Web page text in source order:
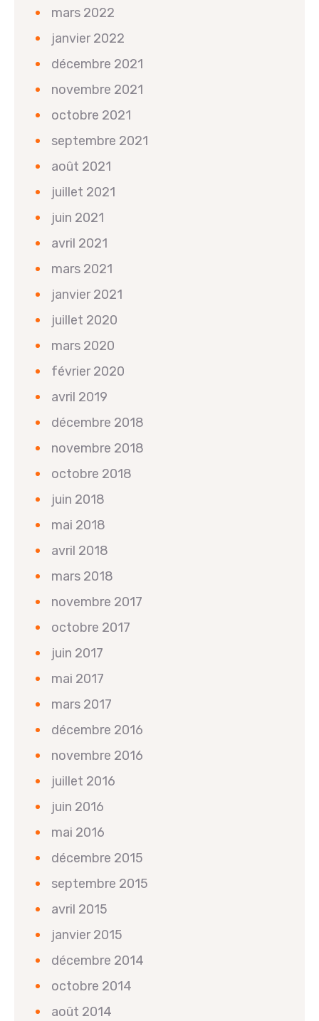
mars 2022
janvier 2022
décembre 2021
novembre 2021
octobre 2021
septembre 2021
août 2021
juillet 2021
juin 2021
avril 2021
mars 2021
janvier 2021
juillet 2020
mars 2020
février 2020
avril 2019
décembre 2018
novembre 2018
octobre 2018
juin 2018
mai 2018
avril 2018
mars 2018
novembre 2017
octobre 2017
juin 2017
mai 2017
mars 2017
décembre 2016
novembre 2016
juillet 2016
juin 2016
mai 2016
décembre 2015
septembre 2015
avril 2015
janvier 2015
décembre 2014
octobre 2014
août 2014